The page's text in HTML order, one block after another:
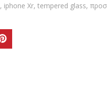
, iphone Xr, tempered glass,